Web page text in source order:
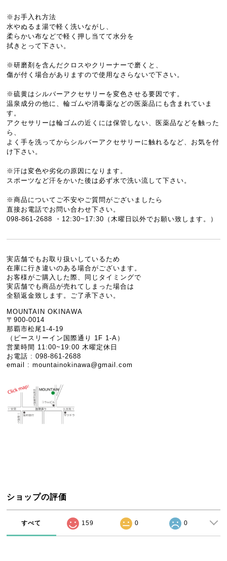
※お手入れ方法
水やぬるま湯で軽く洗いながし、
柔らかい布などで軽く押し当てて水分を
拭きとって下さい。
※研磨剤を含んだクロスやクリーナーで磨くと、
傷が付く場合がありますので使用なさらないで下さい。
※硫黄はシルバーアクセサリーを変色させる要因です。
温泉成分の他に、輪ゴムや消毒薬などの医薬品にも含まれていま
す。
アクセサリーは輪ゴムの近くには保管しない、医薬品などを触った
ら、
よく手を洗ってからシルバーアクセサリーに触れるなど、お気を付
け下さい。
※汗は変色や劣化の原因になります。
スポーツなど汗をかいた後は必ず水で洗い流して下さい。
※商品についてご不安やご質問がございましたら
直接お電話でお問い合わせ下さい。
098-861-2688 ・12:30~17:30（木曜日以外でお願い致します。）
実店舗でもお取り扱いしているため
在庫に行き違いのある場合がございます。
お客様がご購入した際、同じタイミングで
実店舗でも商品が売れてしまった場合は
全額返金致します。ご了承下さい。
MOUNTAIN OKINAWA
〒900-0014
那覇市松尾1-4-19
（ピースリーイン国際通り 1F 1-A）
営業時間 11:00~19:00 木曜定休日
お電話 : 098-861-2688
email :mountainokinawa@gmail.com
ショップの評価
すべて 159 0 0